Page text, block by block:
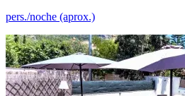
pers./noche (aprox.)